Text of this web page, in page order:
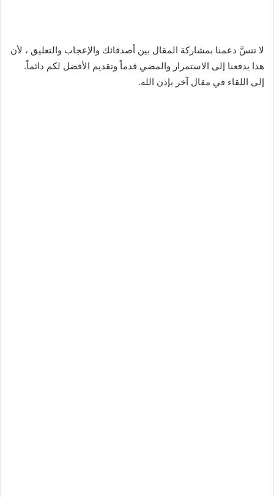
لا تنسَّ دعمنا بمشاركة المقال بين أصدقائك والإعجاب والتعليق ، لأن
هذا يدفعنا إلى الاستمرار والمضي قدماً وتقديم الأفضل لكم دائماً.
إلى اللقاء في مقال آخر بإذن الله.